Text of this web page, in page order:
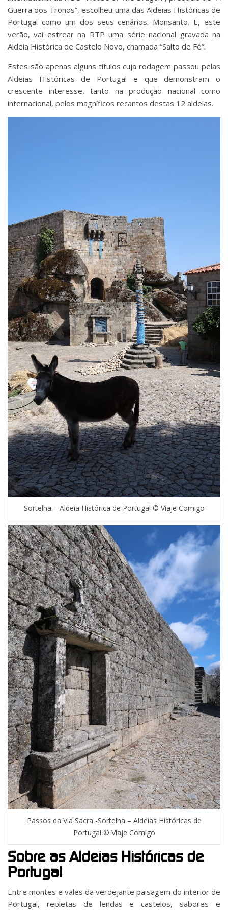
Guerra dos Tronos”, escolheu uma das Aldeias Históricas de
Portugal como um dos seus cenários: Monsanto. E, este
verão, vai estrear na RTP uma série nacional gravada na
Aldeia Histórica de Castelo Novo, chamada “Salto de Fé”.
Estes são apenas alguns títulos cuja rodagem passou pelas
Aldeias Históricas de Portugal e que demonstram o
crescente interesse, tanto na produção nacional como
internacional, pelos magníficos recantos destas 12 aldeias.
Sortelha – Aldeia Histórica de Portugal © Viaje Comigo
Passos da Via Sacra -Sortelha – Aldeias Históricas de
Portugal © Viaje Comigo
Sobre as Aldeias Históricas de
Portugal
Entre montes e vales da verdejante paisagem do interior de
Portugal, repletas de lendas e castelos, sabores e